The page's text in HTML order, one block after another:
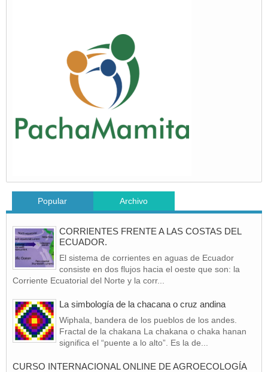
Popular Archivo
CORRIENTES FRENTE A LAS COSTAS DEL
ECUADOR.
El sistema de corrientes en aguas de Ecuador
consiste en dos flujos hacia el oeste que son: la
Corriente Ecuatorial del Norte y la corr...
La simbología de la chacana o cruz andina
Wiphala, bandera de los pueblos de los andes.
Fractal de la chakana La chakana o chaka hanan
significa el “puente a lo alto”. Es la de...
CURSO INTERNACIONAL ONLINE DE AGROECOLOGÍA